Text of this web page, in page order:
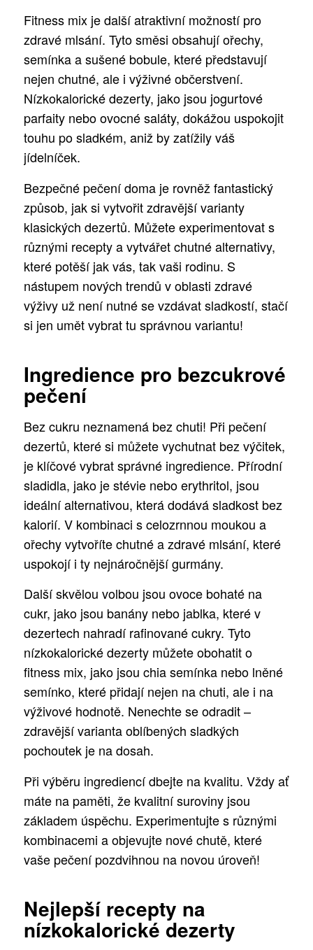
Fitness mix je další atraktivní možností pro
zdravé mlsání. Tyto směsi obsahují ořechy,
semínka a sušené bobule, které představují
nejen chutné, ale i výživné občerstvení.
Nízkokalorické dezerty, jako jsou jogurtové
parfaity nebo ovocné saláty, dokážou uspokojit
touhu po sladkém, aniž by zatížily váš
jídelníček.
Bezpečné pečení doma je rovněž fantastický
způsob, jak si vytvořit zdravější varianty
klasických dezertů. Můžete experimentovat s
různými recepty a vytvářet chutné alternativy,
které potěší jak vás, tak vaši rodinu. S
nástupem nových trendů v oblasti zdravé
výživy už není nutné se vzdávat sladkostí, stačí
si jen umět vybrat tu správnou variantu!
Ingredience pro bezcukrové
pečení
Bez cukru neznamená bez chuti! Při pečení
dezertů, které si můžete vychutnat bez výčitek,
je klíčové vybrat správné ingredience. Přírodní
sladidla, jako je stévie nebo erythritol, jsou
ideální alternativou, která dodává sladkost bez
kalorií. V kombinaci s celozrnnou moukou a
ořechy vytvoříte chutné a zdravé mlsání, které
uspokojí i ty nejnáročnější gurmány.
Další skvělou volbou jsou ovoce bohaté na
cukr, jako jsou banány nebo jablka, které v
dezertech nahradí rafinované cukry. Tyto
nízkokalorické dezerty můžete obohatit o
fitness mix, jako jsou chia semínka nebo lněné
semínko, které přidají nejen na chuti, ale i na
výživové hodnotě. Nenechte se odradit –
zdravější varianta oblíbených sladkých
pochoutek je na dosah.
Při výběru ingrediencí dbejte na kvalitu. Vždy ať
máte na paměti, že kvalitní suroviny jsou
základem úspěchu. Experimentujte s různými
kombinacemi a objevujte nové chutě, které
vaše pečení pozdvihnou na novou úroveň!
Nejlepší recepty na
nízkokalorické dezerty